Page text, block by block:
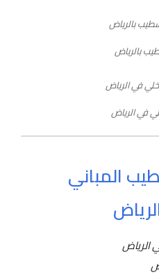
بالرياض
في الرياض
المباني
الرياض